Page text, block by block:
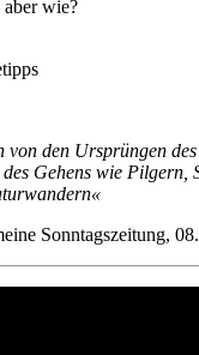
wie?
von den Ursprüngen
Gehens wie Pilgern,
Sonntagszeitung,